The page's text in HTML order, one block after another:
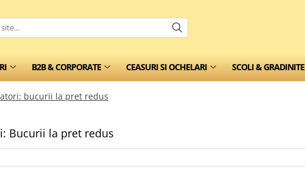
B2B & CORPORATE CEASURI SI OCHELARI SCOLI & GRADINITE
bucurii la pret redus
Bucurii la pret redus